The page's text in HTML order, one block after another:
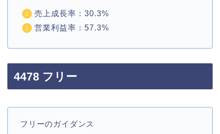
売上成長率：30.3%
営業利益率：57.3%
4478 フリー
フリーのガイダンス